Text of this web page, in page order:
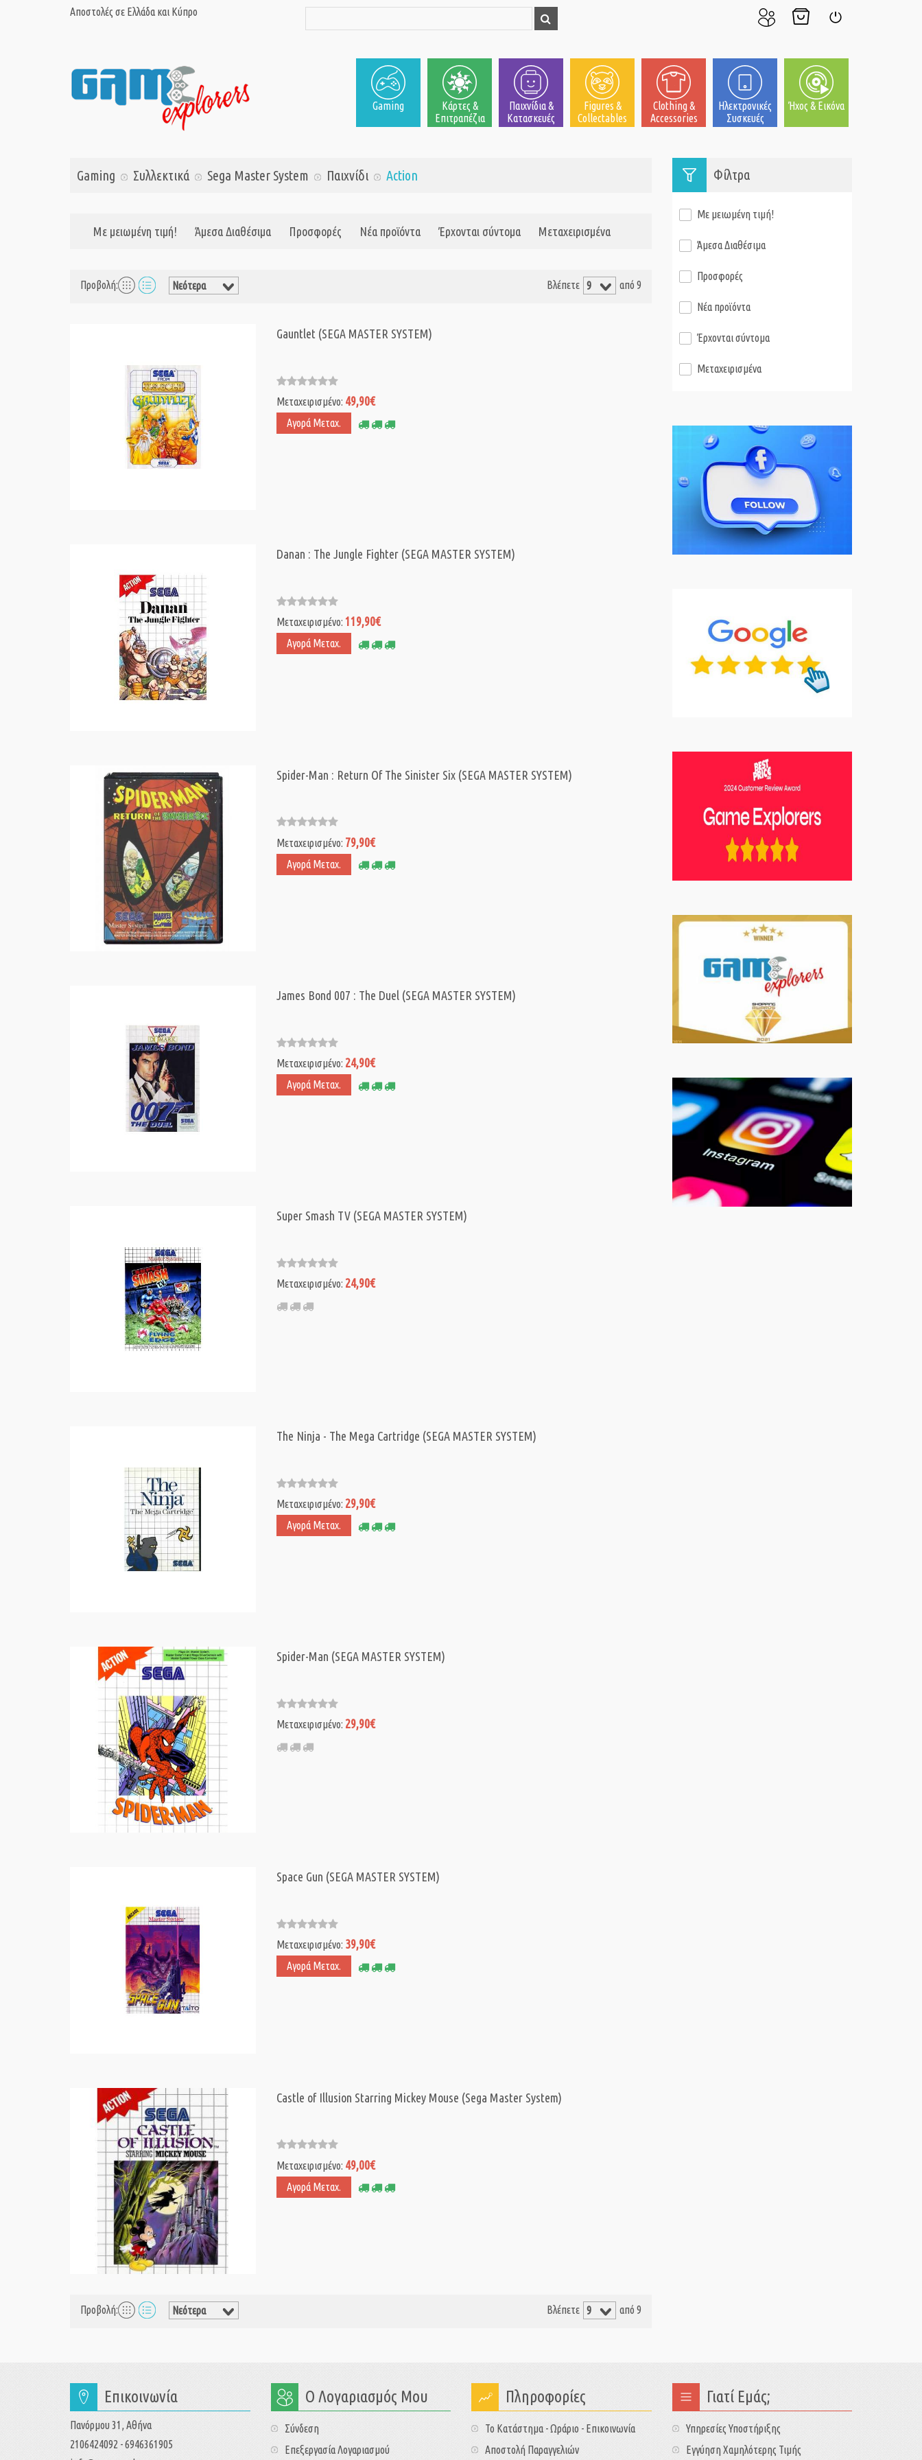
Αποστολές σε Ελλάδα και Κύπρο
μου
Gaming
Κάρτες &
Επιτραπέζια
Παιχνίδια &
Κατασκευές
Figures &
Collectables
Clothing &
Accessories
Ηλεκτρονικές
Συσκευές
Ήχος & Εικόνα
Gaming Συλλεκτικά Sega Master System Παιχνίδι Action
Με μειωμένη τιμή! Άμεσα Διαθέσιμα Προσφορές Νέα προϊόντα Έρχονται σύντομα Μεταχειρισμένα
Προβολή: Βλέπετε από 9
Gauntlet (SEGA MASTER SYSTEM)
Μεταχειρισμένο: 49,90€
Αγορά Μεταχ.
Danan : The Jungle Fighter (SEGA MASTER SYSTEM)
Μεταχειρισμένο: 119,90€
Αγορά Μεταχ.
Spider-Man : Return Of The Sinister Six (SEGA MASTER SYSTEM)
Μεταχειρισμένο: 79,90€
Αγορά Μεταχ.
James Bond 007 : The Duel (SEGA MASTER SYSTEM)
Μεταχειρισμένο: 24,90€
Αγορά Μεταχ.
Super Smash TV (SEGA MASTER SYSTEM)
Μεταχειρισμένο: 24,90€
The Ninja - The Mega Cartridge (SEGA MASTER SYSTEM)
Μεταχειρισμένο: 29,90€
Αγορά Μεταχ.
Spider-Man (SEGA MASTER SYSTEM)
Μεταχειρισμένο: 29,90€
Space Gun (SEGA MASTER SYSTEM)
Μεταχειρισμένο: 39,90€
Αγορά Μεταχ.
Castle of Illusion Starring Mickey Mouse (Sega Master System)
Μεταχειρισμένο: 49,00€
Αγορά Μεταχ.
Προβολή: Βλέπετε από 9
Φίλτρα
Με μειωμένη τιμή!
Άμεσα Διαθέσιμα
Προσφορές
Νέα προϊόντα
Έρχονται σύντομα
Μεταχειρισμένα
Επικοινωνία
Πανόρμου 31, Αθήνα
2106424092 - 6946361905
Ο Λογαριασμός Μου
Σύνδεση
Επεξεργασία Λογαριασμού
Πληροφορίες
Το Κατάστημα - Ωράριο - Επικοινωνία
Αποστολή Παραγγελιών
Γιατί Εμάς;
Υπηρεσίες Υποστήριξης
Εγγύηση Χαμηλότερης Τιμής